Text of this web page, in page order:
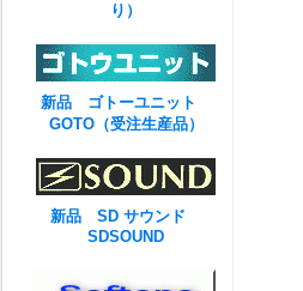
り）
新品 ゴトーユニット
GOTO（受注生産品）
新品 SD サウンド
SDSOUND